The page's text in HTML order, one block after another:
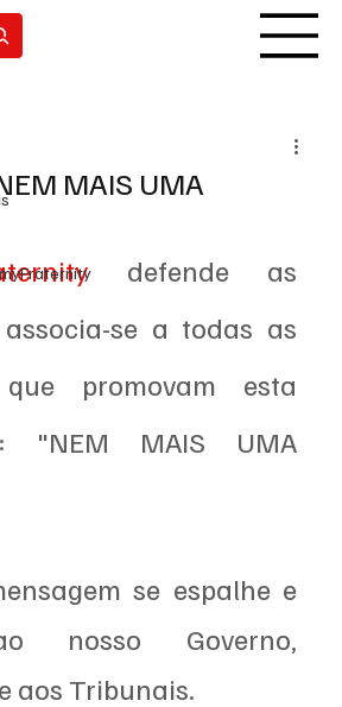
MAIS UMA
defende as
se a todas as
promovam esta
"NEM MAIS UMA
se espalhe e
nosso Governo,
aos Tribunais.